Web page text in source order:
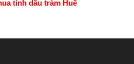
tinh dầu tràm Huế